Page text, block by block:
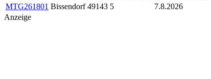
MTG261801 Bissendorf 49143 5
7.8.2026
Anzeige